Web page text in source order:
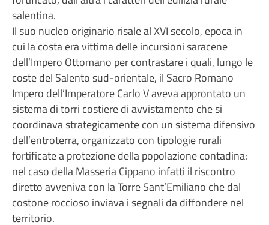
salentina.
Il suo nucleo originario risale al XVI secolo, epoca in
cui la costa era vittima delle incursioni saracene
dell’Impero Ottomano per contrastare i quali, lungo le
coste del Salento sud-orientale, il Sacro Romano
Impero dell’Imperatore Carlo V aveva approntato un
sistema di torri costiere di avvistamento che si
coordinava strategicamente con un sistema difensivo
dell’entroterra, organizzato con tipologie rurali
fortificate a protezione della popolazione contadina:
nel caso della Masseria Cippano infatti il riscontro
diretto avveniva con la Torre Sant’Emiliano che dal
costone roccioso inviava i segnali da diffondere nel
territorio.